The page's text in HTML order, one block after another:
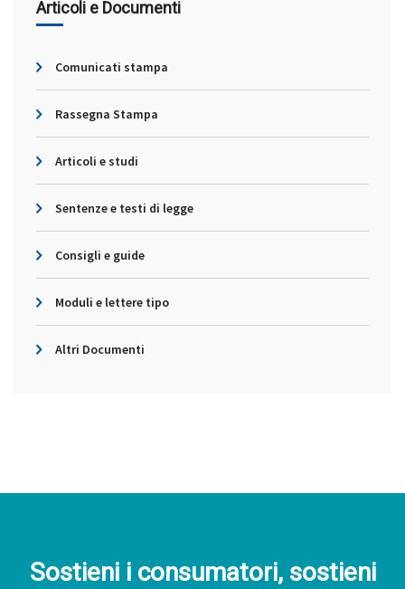
Articoli e Documenti
Comunicati stampa
Rassegna Stampa
Articoli e studi
Sentenze e testi di legge
Consigli e guide
Moduli e lettere tipo
Altri Documenti
Sostieni i consumatori, sostieni